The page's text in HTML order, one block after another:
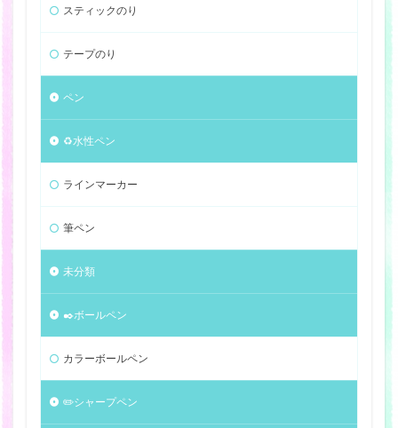
スティックのり
テープのり
ペン
♻️水性ペン
ラインマーカー
筆ペン
未分類
✒️ボールペン
カラーボールペン
✏️シャープペン